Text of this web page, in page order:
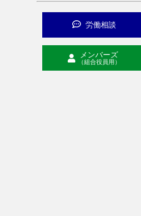
労働相談
メンバーズ
（組合役員用）